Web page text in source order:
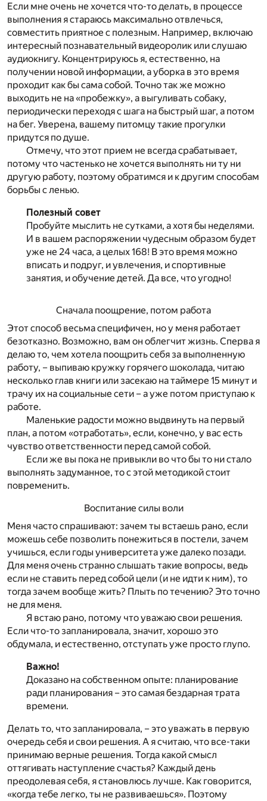
Если мне очень не хочется что-то делать, в процессе
выполнения я стараюсь максимально отвлечься,
совместить приятное с полезным. Например, включаю
интересный познавательный видеоролик или слушаю
аудиокнигу. Концентрируюсь я, естественно, на
получении новой информации, а уборка в это время
проходит как бы сама собой. Точно так же можно
выходить не на «пробежку», а выгуливать собаку,
периодически переходя с шага на быстрый шаг, а потом
на бег. Уверена, вашему питомцу такие прогулки
придутся по душе.
Отмечу, что этот прием не всегда срабатывает,
потому что частенько не хочется выполнять ни ту ни
другую работу, поэтому обратимся и к другим способам
борьбы с ленью.
Полезный совет
Пробуйте мыслить не сутками, а хотя бы неделями.
И в вашем распоряжении чудесным образом будет
уже не 24 часа, а целых 168! В это время можно
вписать и подруг, и увлечения, и спортивные
занятия, и обучение детей. Да все, что угодно!
Сначала поощрение, потом работа
Этот способ весьма специфичен, но у меня работает
безотказно. Возможно, вам он облегчит жизнь. Сперва я
делаю то, чем хотела поощрить себя за выполненную
работу, – выпиваю кружку горячего шоколада, читаю
несколько глав книги или засекаю на таймере 15 минут и
трачу их на социальные сети – а уже потом приступаю к
работе.
Маленькие радости можно выдвинуть на первый
план, а потом «отработать», если, конечно, у вас есть
чувство ответственности перед самой собой.
Если же вы пока не привыкли во что бы то ни стало
выполнять задуманное, то с этой методикой стоит
повременить.
Воспитание силы воли
Меня часто спрашивают: зачем ты встаешь рано, если
можешь себе позволить понежиться в постели, зачем
учишься, если годы университета уже далеко позади.
Для меня очень странно слышать такие вопросы, ведь
если не ставить перед собой цели (и не идти к ним), то
тогда зачем вообще жить? Плыть по течению? Это точно
не для меня.
Я встаю рано, потому что уважаю свои решения.
Если что-то запланировала, значит, хорошо это
обдумала, и естественно, отступать уже просто глупо.
Важно!
Доказано на собственном опыте: планирование
ради планирования – это самая бездарная трата
времени.
Делать то, что запланировала, – это уважать в первую
очередь себя и свои решения. А я считаю, что все-таки
принимаю верные решения. Тогда какой смысл
оттягивать наступление счастья? Каждый день
преодолевая себя, я становлюсь лучше. Как говорится,
«когда тебе легко, ты не развиваешься». Поэтому